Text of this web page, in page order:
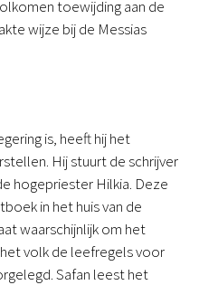
toewijding aan de
wijze bij de Messias
is, heeft hij het
Hij stuurt de schrijver
hogepriester Hilkia. Deze
in het huis van de
waarschijnlijk om het
volk de leefregels voor
Safan leest het